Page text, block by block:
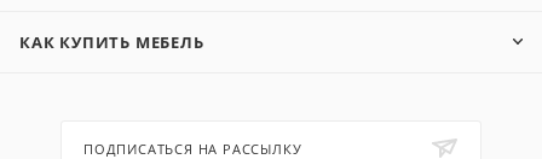
КАК КУПИТЬ МЕБЕЛЬ
ПОДПИСАТЬСЯ НА РАССЫЛКУ